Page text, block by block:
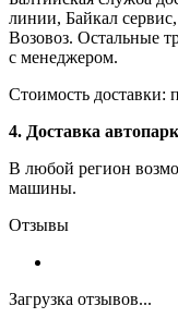
линии, Байкал
Возовоз. Остальные
с менеджером.
Стоимость доставки:
4. Доставка
В любой регион
машины.
Отзывы
Загрузка отзывов...